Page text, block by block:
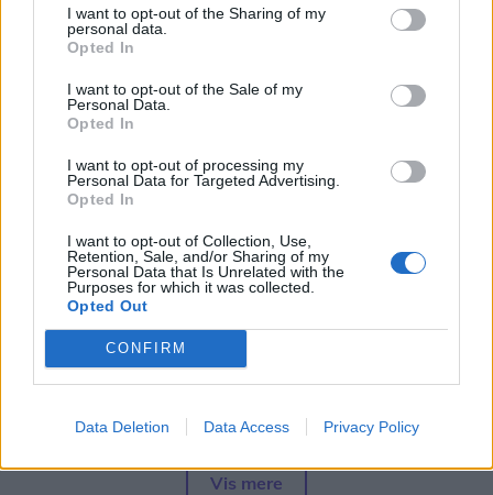
I want to opt-out of the Sharing of my
personal data.
Opted In
I want to opt-out of the Sale of my
Personal Data.
Opted In
I want to opt-out of processing my
Personal Data for Targeted Advertising.
Opted In
I want to opt-out of Collection, Use,
Retention, Sale, and/or Sharing of my
Personal Data that Is Unrelated with the
Purposes for which it was collected.
Opted Out
CONFIRM
Data Deletion Data Access Privacy Policy
Simon Jensen
Journalist
05. august 2026 kl. 15.00
NORDJYLLAND: Adskillige kæder har allerede
meldt offensivt ud omprisnedsættelser og fast, lav
Og nu har en endnu en kæde - denne gang Føtex
med omtrent 120 butikker - også meldt sig i
kampen, skriver branchemediet
Det er dog sket i stilhed og relativt ubemærket,
tilbudsavis , at man har sænket normalprisen på
100 dagligvarer "til discountniveau".
Vis mere